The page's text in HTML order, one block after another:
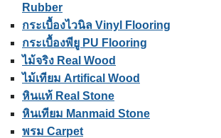
Rubber
กระเบื้องไวนิล Vinyl Flooring
กระเบื้องพียู PU Flooring
ไม้จริง Real Wood
ไม้เทียม Artifical Wood
หินแท้ Real Stone
หินเทียม Manmaid Stone
พรม Carpet